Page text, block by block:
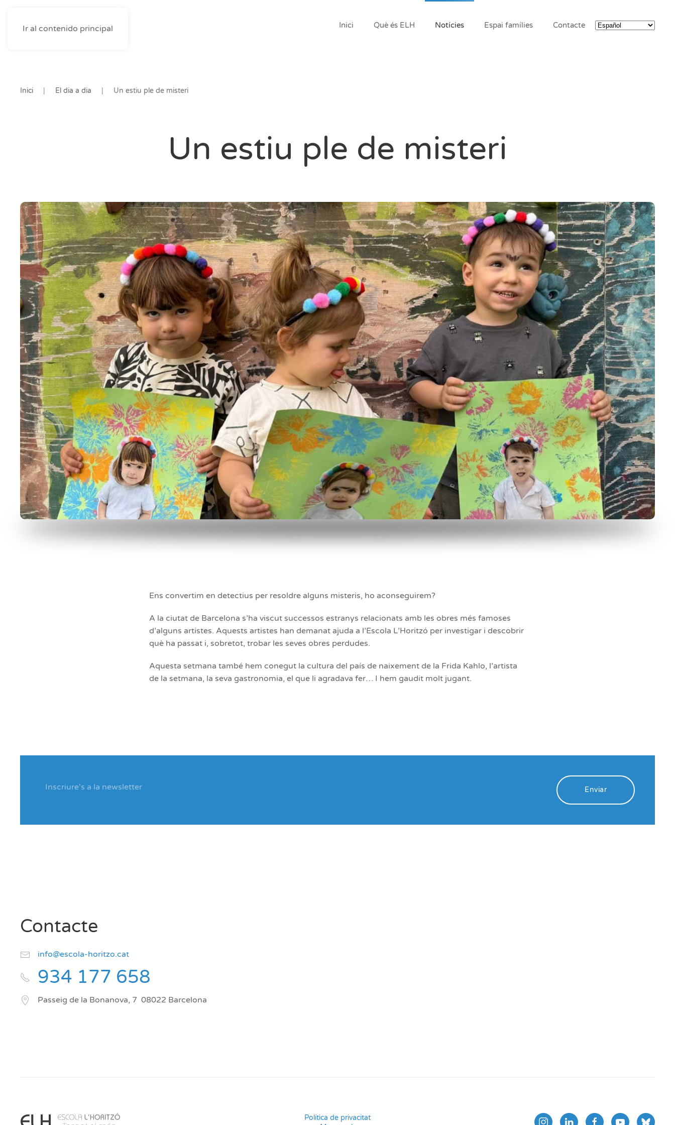
Ir al contenido principal Inici Què és ELH Notícies Espai famílies Contacte
Inici El dia a dia Un estiu ple de misteri
Un estiu ple de misteri
Ens convertim en detectius per resoldre alguns misteris, ho aconseguirem?
A la ciutat de Barcelona s’ha viscut successos estranys relacionats amb les obres més famoses
d’alguns artistes. Aquests artistes han demanat ajuda a l’Escola L’Horitzó per investigar i descobrir
què ha passat i, sobretot, trobar les seves obres perdudes.
Aquesta setmana també hem conegut la cultura del país de naixement de la Frida Kahlo, l’artista
de la setmana, la seva gastronomia, el que li agradava fer… I hem gaudit molt jugant.
Enviar
Contacte
info@escola-horitzo.cat
934 177 658
Passeig de la Bonanova, 7 08022 Barcelona
Política de privacitat